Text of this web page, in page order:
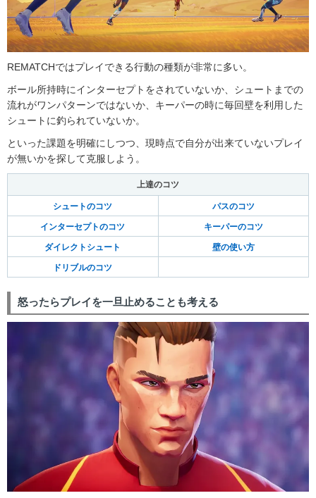
REMATCHではプレイできる行動の種類が非常に多い。
ボール所持時にインターセプトをされていないか、シュートまでの
流れがワンパターンではないか、キーパーの時に毎回壁を利用した
シュートに釣られていないか。
といった課題を明確にしつつ、現時点で自分が出来ていないプレイ
が無いかを探して克服しよう。
上達のコツ
シュートのコツ パスのコツ
インターセプトのコツ キーパーのコツ
ダイレクトシュート 壁の使い方
ドリブルのコツ
怒ったらプレイを一旦止めることも考える